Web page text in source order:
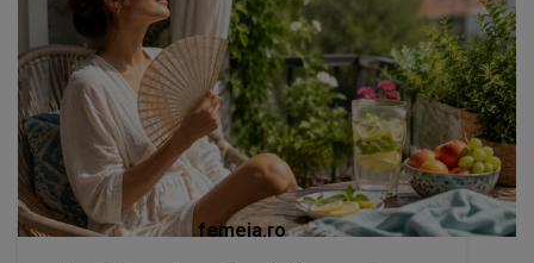
femeia.ro